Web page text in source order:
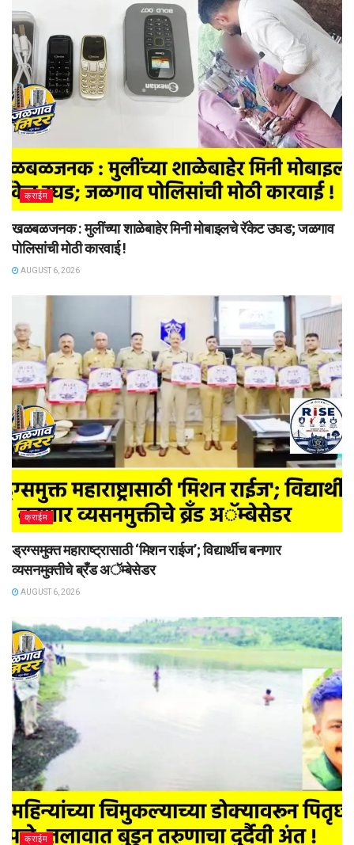
क्राईम
खळबळजनक : मुलींच्या शाळेबाहेर मिनी मोबाइलचे रॅकेट उघड; जळगाव
पोलिसांची मोठी कारवाई !
AUGUST 6, 2026
क्राईम
ड्रग्समुक्त महाराष्ट्रासाठी ‘मिशन राईज’; विद्यार्थीच बनणार
व्यसनमुक्तीचे ब्रँड अॅम्बेसेडर
AUGUST 6, 2026
क्राईम